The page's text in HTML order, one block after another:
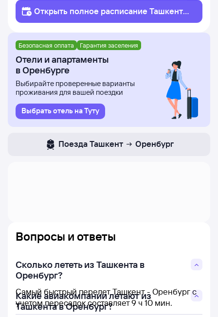
Открыть полное расписание Ташкент
Оренбург
Безопасная оплата Гарантия заселения
Отели и апартаменты
в Оренбурге
Выбирайте проверенные варианты
проживания для вашей поездки
Выбрать отель на Туту
Поезда Ташкент Оренбург
Вопросы и ответы
Сколько лететь из Ташкента в
Оренбург?
Самый быстрый перелет Ташкент - Оренбург с
учетом пересадок составляет 9 ч 10 мин.
Какие авиакомпании летают из
Ташкента в Оренбург?